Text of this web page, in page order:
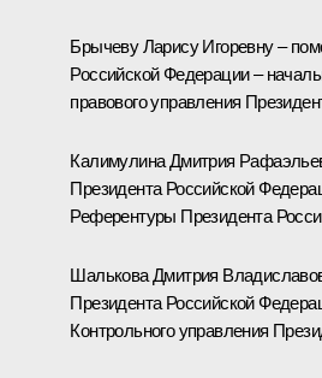
БрычевуЛарису Игоревну –
Российской Федерации –
правового управления
КалимулинаДмитрия
Президента Российской
Референтуры Президента
ШальковаДмитрия
Президента Российской
Контрольного управления